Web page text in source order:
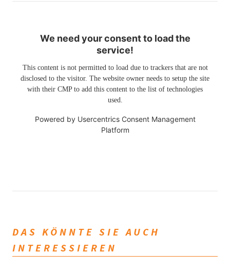
We need your consent to load the
service!
This content is not permitted to load due to trackers that are not
disclosed to the visitor. The website owner needs to setup the site
with their CMP to add this content to the list of technologies
used.
Powered by Usercentrics Consent Management
Platform
DAS KÖNNTE SIE AUCH
INTERESSIEREN